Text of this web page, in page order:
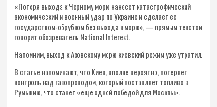
«Потеря выхода к Черному морю нанесет катастрофический
экономический и военный удар по Украине и сделает ее
государством-обрубком без выхода к морю», — прямым текстом
говорит обозреватель National Interest.
Напомним, выход к Азовскому морю киевский режим уже утратил.
В статье напоминают, что Киев, вполне вероятно, потеряет
контроль над газопроводом, который поставляет топливо в
Румынию, что станет «еще одной победой для Москвы».